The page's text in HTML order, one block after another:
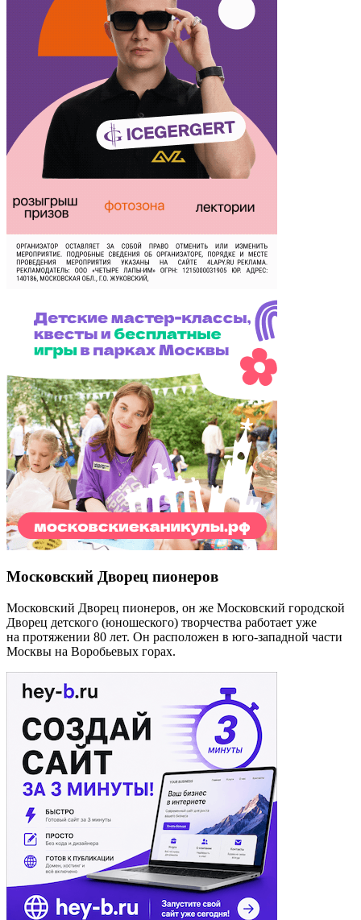
Московский Дворец пионеров
Московский Дворец пионеров, он же Московский городской
Дворец детского (юношеского) творчества работает уже
на протяжении 80 лет. Он расположен в юго-западной части
Москвы на Воробьевых горах.